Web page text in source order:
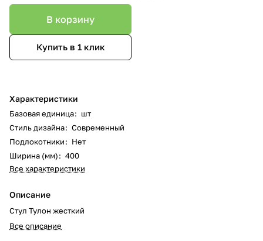
В корзину
Купить в 1 клик
Характеристики
Базовая единица: шт
Стиль дизайна: Современный
Подлокотники: Нет
Ширина (мм): 400
Все характеристики
Описание
Стул Тулон жесткий
Все описание